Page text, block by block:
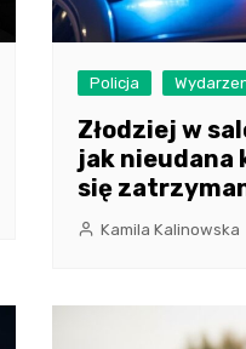
Policja
Złodziej w
jak nieudana
się
Kamila Kalinowska